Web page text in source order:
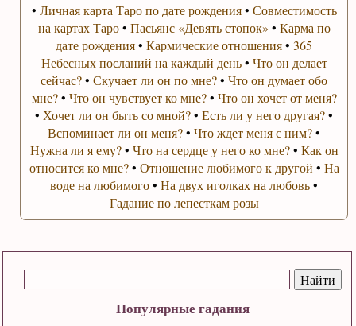
Популярные гадания
• Личная карта Таро по дате рождения• Совместимость
на картах Таро• Пасьянс «Девять стопок» • Карма по
дате рождения•Кармические отношения•365
Небесных посланий на каждый день• Что он делает
сейчас?•Скучает ли он по мне?•Что он думает обо
мне?• Что он чувствует ко мне?• Что он хочет от меня?
• Хочет ли он быть со мной?•Есть ли у него другая?•
Вспоминает ли он меня?•Что ждет меня с ним?•
Нужна ли я ему?• Что на сердце у него ко мне?• Как он
относится ко мне?• Отношение любимого к другой • На
воде на любимого•На двух иголках на любовь•
Гадание по лепесткам розы